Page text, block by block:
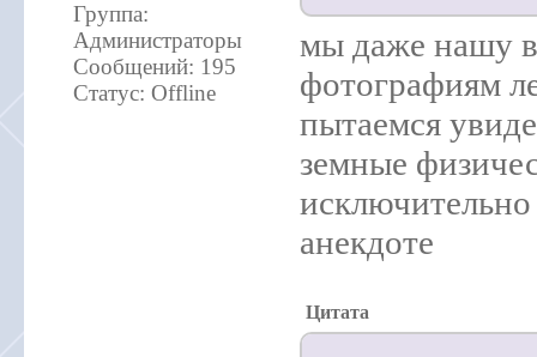
Группа:
Администраторы
Сообщений: 195
Статус: Offline
мы даже нашу
фотографиям
пытаемся
земные
анекдоте
Цитата